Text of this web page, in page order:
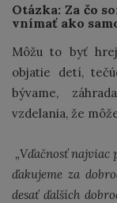
Otázka: Za čo
vnímať ako
Môžu to byť
objatie detí,
bývame,
vzdelania, že
„Vďačnosť
ďakujeme za
desať ďalších